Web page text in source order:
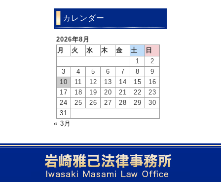
カレンダー
2026年8月
月
火 水 木 金 土
日
1
2
3
4 5 6 7 8
9
10
11 12 13 14 15
16
17
18 19 20 21 22
23
24
25 26 27 28 29
30
31
« 3月